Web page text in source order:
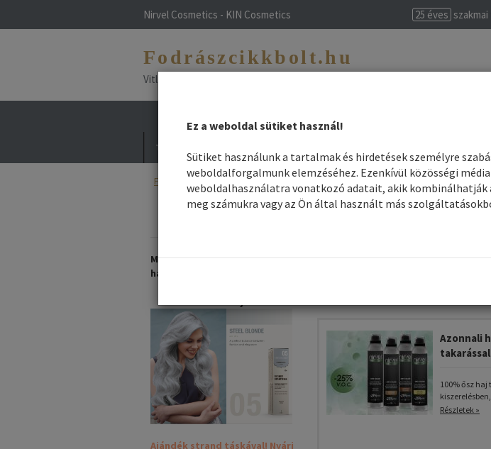
Nirvel Cosmetics - KIN Cosmetics 25 éves
Fodrászcikkbolt.hu
Vitlfarco - Maxima - NHP - Vitael - Levissime
Termékek
Főoldal /Webshop /Hajszínező/ Kimosható alkalmi hajszínező
Kimosható alkalmi
Rendezés -
Azonnali
100% ősz
Részletek »
Már ÖN is allergiás a
hajfestésre?
Ajándék strand táskával! Nyári
Ez a weboldal sütiket használ!
Sütiket használunk a tartalmak és hirdetések személyre
weboldalforgalmunk elemzéséhez. Ezenkívül közösségi
weboldalhasználatra vonatkozó adatait, akik
meg számukra vagy az Ön által használt más